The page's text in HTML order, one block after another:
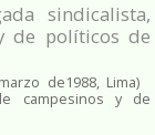
sindicalista,
de políticos de
de1988, Lima)
campesinos y de